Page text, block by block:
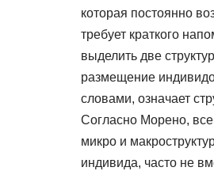
которая постоянно
требует краткого
выделить две
размещение
словами, означает
Согласно Морено,
микро и
индивида, часто не